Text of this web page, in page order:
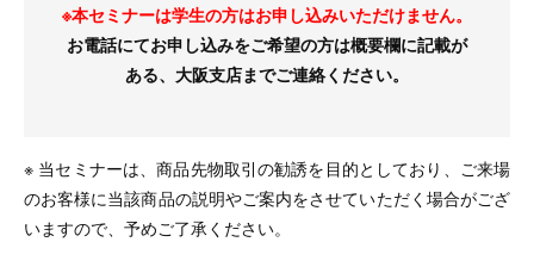
※本セミナーは学生の方はお申し込みいただけません。
お電話にてお申し込みをご希望の方は概要欄に記載が
ある、大阪支店までご連絡ください。
※ 当セミナーは、商品先物取引の勧誘を目的としており、ご来場
のお客様に当該商品の説明やご案内をさせていただく場合がござ
いますので、予めご了承ください。